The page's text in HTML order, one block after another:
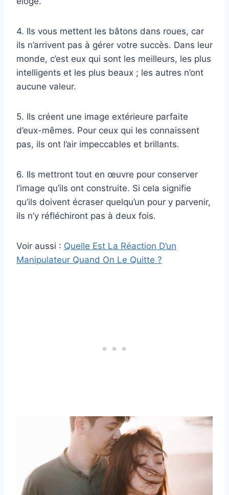
4. Ils vous mettent les bâtons dans roues, car
ils n’arrivent pas à gérer votre succès. Dans leur
monde, c’est eux qui sont les meilleurs, les plus
intelligents et les plus beaux ; les autres n’ont
aucune valeur.
5. Ils créent une image extérieure parfaite
d’eux-mêmes. Pour ceux qui les connaissent
pas, ils ont l’air impeccables et brillants.
6. Ils mettront tout en œuvre pour conserver
l’image qu’ils ont construite. Si cela signifie
qu’ils doivent écraser quelqu’un pour y parvenir,
ils n’y réfléchiront pas à deux fois.
Voir aussi : Quelle Est La Réaction D’un
Manipulateur Quand On Le Quitte ?